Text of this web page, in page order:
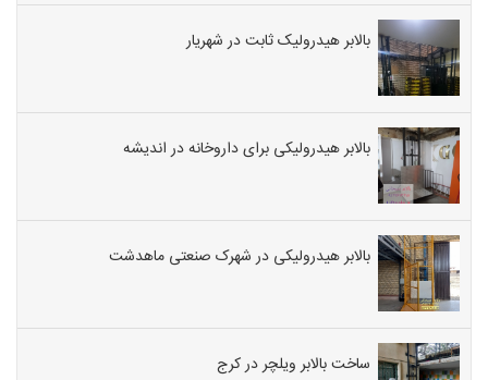
بالابر هیدرولیک ثابت در شهریار
بالابر هیدرولیکی برای داروخانه در اندیشه
بالابر هیدرولیکی در شهرک صنعتی ماهدشت
ساخت بالابر ویلچر در کرج